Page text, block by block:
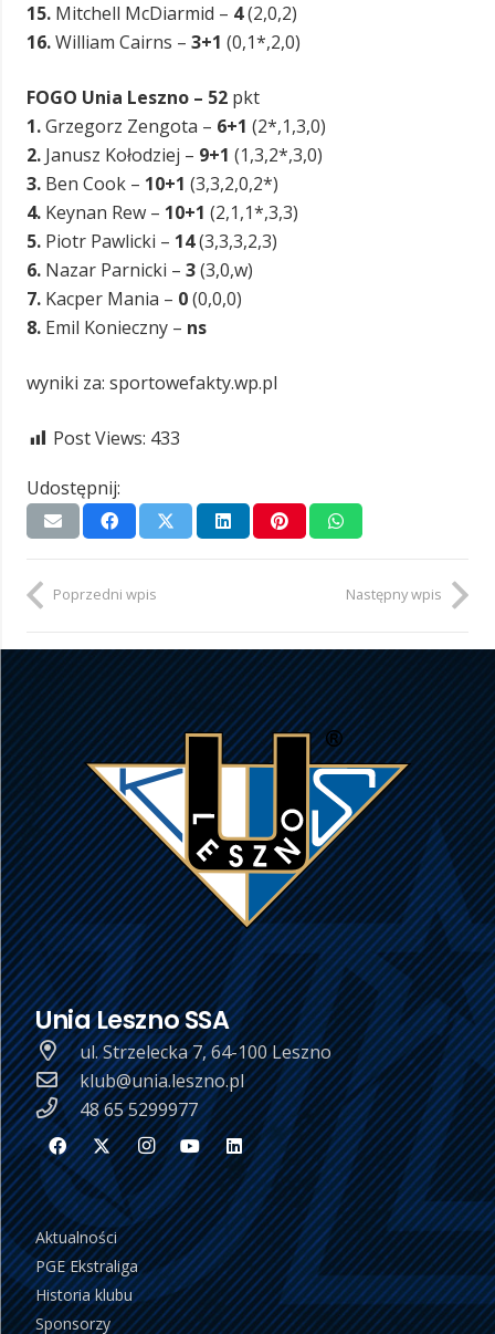
15. Mitchell McDiarmid – 4(2,0,2)
16.William Cairns – 3+1 (0,1*,2,0)
FOGO Unia Leszno – 52 pkt
1.Grzegorz Zengota – 6+1 (2*,1,3,0)
2. Janusz Kołodziej – 9+1 (1,3,2*,3,0)
3. Ben Cook – 10+1 (3,3,2,0,2*)
4. Keynan Rew – 10+1 (2,1,1*,3,3)
5. Piotr Pawlicki – 14(3,3,3,2,3)
6. Nazar Parnicki – 3(3,0,w)
7. Kacper Mania – 0(0,0,0)
8. Emil Konieczny – ns
wyniki za: sportowefakty.wp.pl
Post Views: 433
Udostępnij:
Poprzedni wpis Następny wpis
Unia Leszno SSA
ul. Strzelecka 7, 64-100 Leszno
klub@unia.leszno.pl
48 65 5299977
Aktualności
PGE Ekstraliga
Historia klubu
Sponsorzy